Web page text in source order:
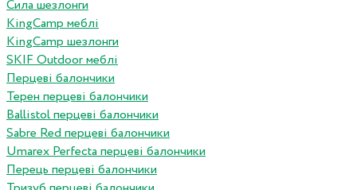
Сила шезлонги
KingCamp меблі
KingCamp шезлонги
SKIF Outdoor меблі
Перцеві балончики
Терен перцеві балончики
Ballistol перцеві балончики
Sabre Red перцеві балончики
Umarex Perfecta перцеві балончики
Перець перцеві балончики